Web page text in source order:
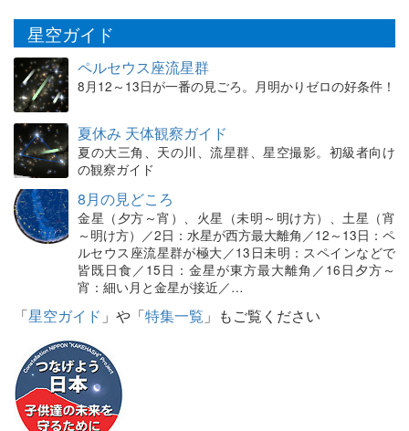
星空ガイド
ペルセウス座流星群
8月12～13日が一番の見ごろ。月明かりゼロの好条件！
夏休み 天体観察ガイド
夏の大三角、天の川、流星群、星空撮影。初級者向け
の観察ガイド
8月の見どころ
金星（夕方～宵）、火星（未明～明け方）、土星（宵
～明け方）／2日：水星が西方最大離角／12～13日：ペ
ルセウス座流星群が極大／13日未明：スペインなどで
皆既日食／15日：金星が東方最大離角／16日夕方～
宵：細い月と金星が接近／…
「星空ガイド 」や「特集一覧 」もご覧ください